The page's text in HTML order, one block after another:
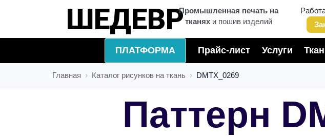
ДИЗАЙНПромышленная печать на
тканях и пошив изделий
ПЛАТФОРМА Прайс-лист Услуги
Главная Каталог рисунков на ткань DMTX_0269
Паттерн